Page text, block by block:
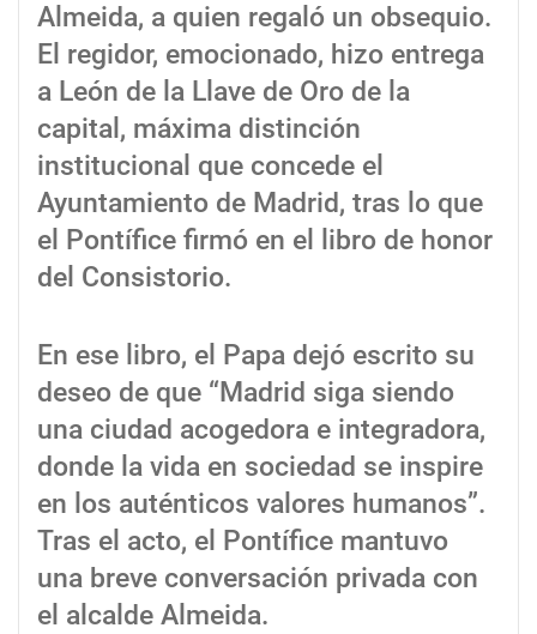
Almeida, a quien regaló un obsequio.
El regidor, emocionado, hizo entrega
a León de la Llave de Oro de la
capital, máxima distinción
institucional que concede el
Ayuntamiento de Madrid, tras lo que
el Pontífice firmó en el libro de honor
del Consistorio.
En ese libro, el Papa dejó escrito su
deseo de que “Madrid siga siendo
una ciudad acogedora e integradora,
donde la vida en sociedad se inspire
en los auténticos valores humanos”.
Tras el acto, el Pontífice mantuvo
una breve conversación privada con
el alcalde Almeida.